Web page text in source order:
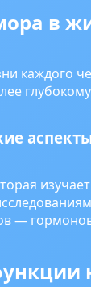
в
каждого
—